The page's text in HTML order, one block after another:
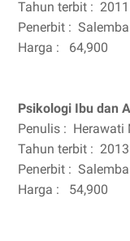
Tahun terbit : 2011
Penerbit :
Harga :
64,900
Psikologi Ibu dan
Penulis : Herawati
Tahun terbit : 2013
Penerbit :
Harga :
54,900